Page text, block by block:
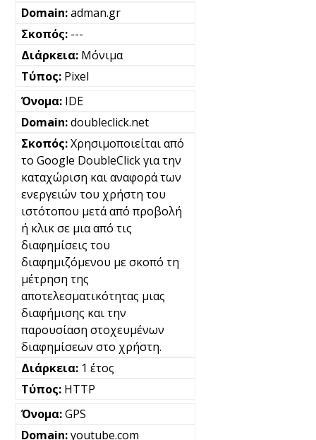
adman.gr
---
Μόνιμα
Pixel
IDE
doubleclick.net
Χρησιμοποιείται από
το Google DoubleClick για την
καταχώριση και αναφορά των
ενεργειών του χρήστη του
ιστότοπου μετά από προβολή
ή κλικ σε μια από τις
διαφημίσεις του
διαφημιζόμενου με σκοπό τη
μέτρηση της
αποτελεσματικότητας μιας
διαφήμισης και την
παρουσίαση στοχευμένων
διαφημίσεων στο χρήστη.
1 έτος
HTTP
GPS
youtube.com